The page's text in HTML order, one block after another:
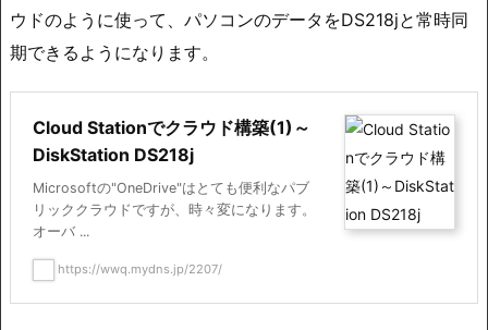
ウドのように使って、パソコンのデータをDS218jと常時同
期できるようになります。
Cloud Stationでクラウド構築(1)～
DiskStation DS218j
Microsoftの"OneDrive"はとても便利なパブ
リッククラウドですが、時々変になります。
オーバ ...
https://wwq.mydns.jp/2207/